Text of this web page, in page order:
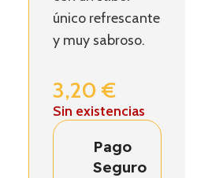
único refrescante
y muy sabroso.
3,20€
Sin existencias
Pago
Seguro